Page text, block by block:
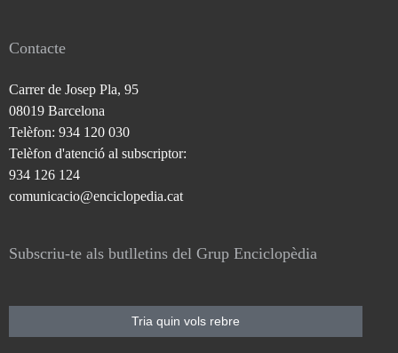
Contacte
Carrer de Josep Pla, 95
08019 Barcelona
Telèfon: 934 120 030
Telèfon d'atenció al subscriptor:
934 126 124
comunicacio@enciclopedia.cat
Subscriu-te als butlletins del Grup Enciclopèdia
Tria quin vols rebre